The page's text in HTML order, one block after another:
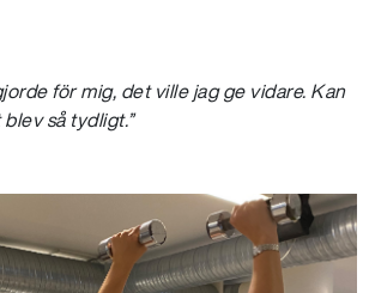
för mig, det ville jag ge vidare. Kan
så tydligt.”